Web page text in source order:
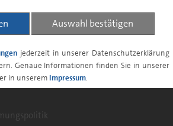
Auswahl bestätigen
jederzeit in unserer Datenschutzerklärung
Genaue Informationen finden Sie in unserer
in unserem Impressum.